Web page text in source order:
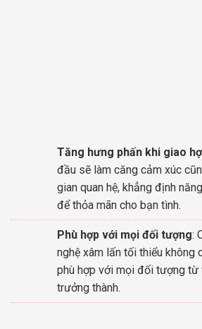
Tăng hưng phấn khi giao
đầu sẽ làm căng cảm xúc
gian quan hệ, khẳng định
để thỏa mãn cho bạn tình.
Phù hợp với mọi đối tượng:
nghệ xâm lấn tối thiểu không
phù hợp với mọi đối tượng từ
trưởng thành.